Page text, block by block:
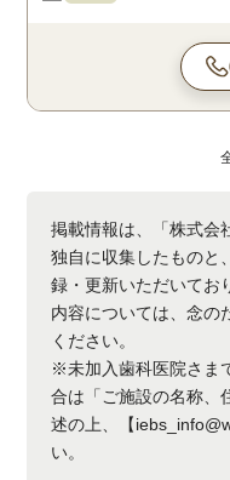
掲載情報は、「株式会
独自に収集したものと
録・更新いただいてお
内容については、念の
ください。
※未加入歯科医院さま
合は「ご施設の名称、
述の上、【
い。